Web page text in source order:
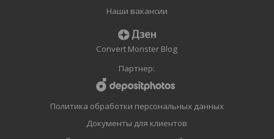
Наши вакансии
Convert Monster Blog
Партнер:
Политика обработки персональных данных
Документы для клиентов